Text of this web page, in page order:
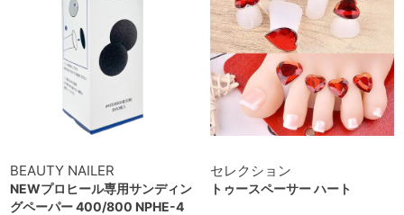
BEAUTY NAILER
NEWプロヒール専用サンディン
グペーパー 400/800 NPHE-4
セレクション
トゥースペーサー ハート